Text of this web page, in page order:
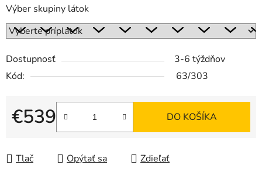
Výber skupiny látok
Dostupnosť
3-6 týždňov
Kód:
63/303
€539
Jednotková cena:
DO KOŠÍKA
Tlač Opýtať sa Zdieľať